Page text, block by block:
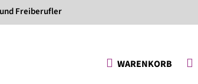
Freiberufler
WARENKORB